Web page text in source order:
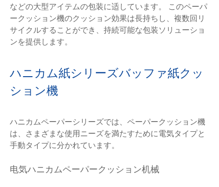
などの大型アイテムの包装に适しています。 このペーパ
ークッション機のクッション効果は長持ちし、複数回リ
サイクルすることができ、持続可能な包装ソリューショ
ンを提供します。
ハニカム紙シリーズバッファ紙クッ
ション機
ハニカムペーパーシリーズでは、ペーパークッション機
は、さまざまな使用ニーズを満たすために電気タイプと
手動タイプに分かれています。
电気ハニカムペーパークッション机械